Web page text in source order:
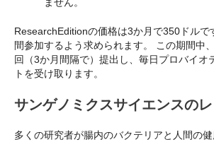
ResearchEditionの価格は3か月で350ドルで
間参加するよう求められます。 この期間中
回（3か月間隔で）提出し、毎日プロバイオ
トを受け取ります。
サンゲノミクスサイエンスの
多くの研究者が腸内のバクテリアと人間の